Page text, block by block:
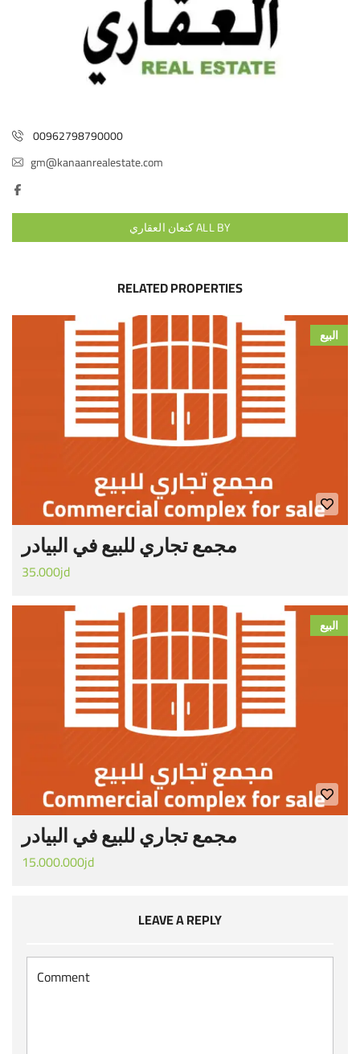
00962798790000
gm@kanaanrealestate.com
ALL BY كنعان العقاري
RELATED PROPERTIES
البيع
مجمع تجاري للبيع في البيادر
35.000jd
البيع
مجمع تجاري للبيع في البيادر
15.000.000jd
LEAVE A REPLY